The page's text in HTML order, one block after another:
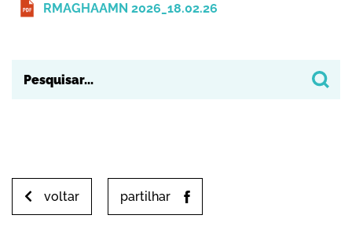
RMAGHAAMN 2026_18.02.26
voltar partilhar